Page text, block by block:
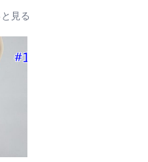
見る